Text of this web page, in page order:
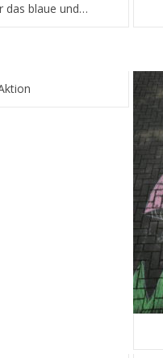
das blaue und…